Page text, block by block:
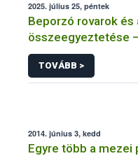
2025. július 25, péntek
Beporzó rovarok és
összeegyeztetése
TOVÁBB >
2014. június 3, kedd
Egyre több a mezei